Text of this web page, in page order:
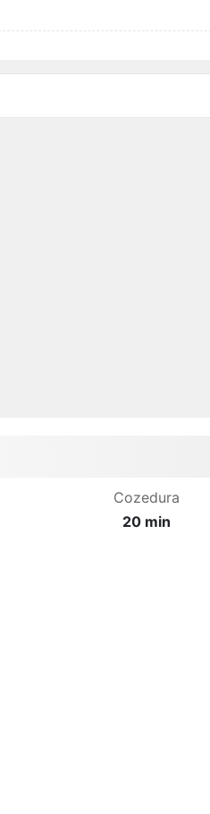
Cozedura
20 min